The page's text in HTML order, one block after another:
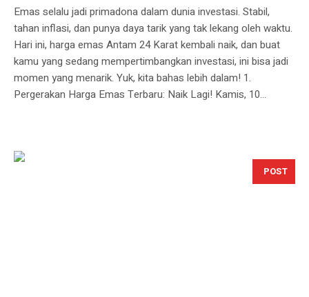
Emas selalu jadi primadona dalam dunia investasi. Stabil,
tahan inflasi, dan punya daya tarik yang tak lekang oleh waktu.
Hari ini, harga emas Antam 24 Karat kembali naik, dan buat
kamu yang sedang mempertimbangkan investasi, ini bisa jadi
momen yang menarik. Yuk, kita bahas lebih dalam! 1.
Pergerakan Harga Emas Terbaru: Naik Lagi! Kamis, 10...
POST